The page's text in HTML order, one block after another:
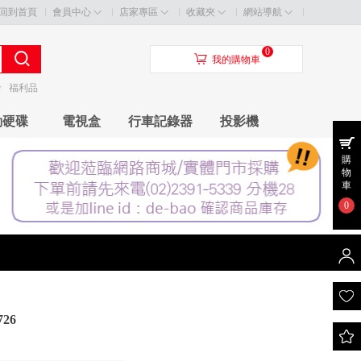
回到首頁 會員中心 店家專區 收藏夾 網站導航
福利品
󰃦 我的購物車
0
碟 電視盒 行車記錄器 投影機
購
物
車
0